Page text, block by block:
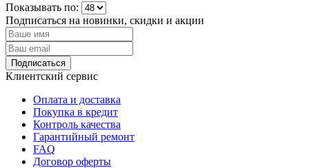
Показывать по:
Подписаться на новинки, скидки и акции
Подписаться
Клиентский сервис
Оплата и доставка
Покупка в кредит
Контроль качества
Гарантийный ремонт
FAQ
Договор оферты